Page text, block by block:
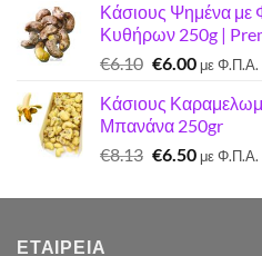
was:
€7.22.
τιμή
είναι:
€7.00.
Κάσιους Ψημένα με
Κυθήρων 250g |
€6.10 Original
was:
€6.10.
€6.00Η
τιμή
είναι:
€6.00.
με Φ.Π.Α.
Κάσιους
Μπανάνα 250gr
€8.13 Original
was:
€6.50Η
τιμή
με Φ.Π.Α.
ΕΤΑΙΡΕΊΑ